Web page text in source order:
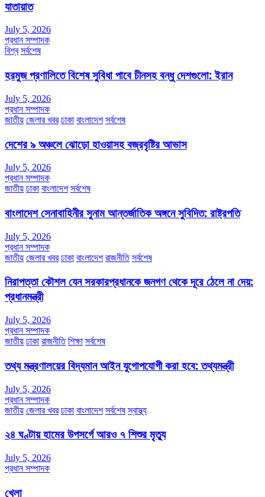
যাতায়াত
July 5, 2026
প্রধান সম্পাদক
বিশ্ব সর্বশেষ
হরমুজ প্রণালিতে বিশেষ সুবিধা পাবে চীনসহ বন্ধু দেশগুলো: ইরান
July 5, 2026
প্রধান সম্পাদক
জাতীয় জেলার খবর ঢাকা বাংলাদেশ সর্বশেষ
দেশের ৯ অঞ্চলে ঝোড়ো হাওয়াসহ বজ্রবৃষ্টির আভাস
July 5, 2026
প্রধান সম্পাদক
জাতীয় ঢাকা বাংলাদেশ সর্বশেষ
বাংলাদেশ সেনাবাহিনীর সুনাম আন্তর্জাতিক অঙ্গনে সুবিদিত: রাষ্ট্রপতি
July 5, 2026
প্রধান সম্পাদক
জাতীয় জেলার খবর ঢাকা বাংলাদেশ রাজনীতি সর্বশেষ
নিরাপত্তা কৌশল যেন সরকারপ্রধানকে জনগণ থেকে দূরে ঠেলে না দেয়:
প্রধানমন্ত্রী
July 5, 2026
প্রধান সম্পাদক
জাতীয় ঢাকা রাজনীতি শিক্ষা সর্বশেষ
তথ্য মন্ত্রণালয়ের বিদ্যমান আইন যুগোপযোগী করা হবে: তথ্যমন্ত্রী
July 5, 2026
প্রধান সম্পাদক
জাতীয় জেলার খবর ঢাকা বাংলাদেশ সর্বশেষ স্বাস্থ্য
২৪ ঘণ্টায় হামের উপসর্গে আরও ৭ শিশুর মৃত্যু
July 5, 2026
প্রধান সম্পাদক
খেলা